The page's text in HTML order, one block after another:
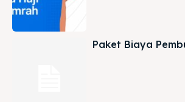
Paket Biaya